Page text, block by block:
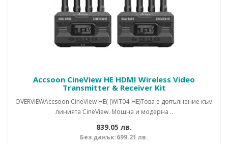
Accsoon CineView HE HDMI Wireless Video
Transmitter & Receiver Kit
OVERVIEWAccsoon CineView HE( (WIT04-HE)Това e допълнение към
линията CineView. Мощна и модерна ..
839.05 лв.
Без данък:699.21 лв.